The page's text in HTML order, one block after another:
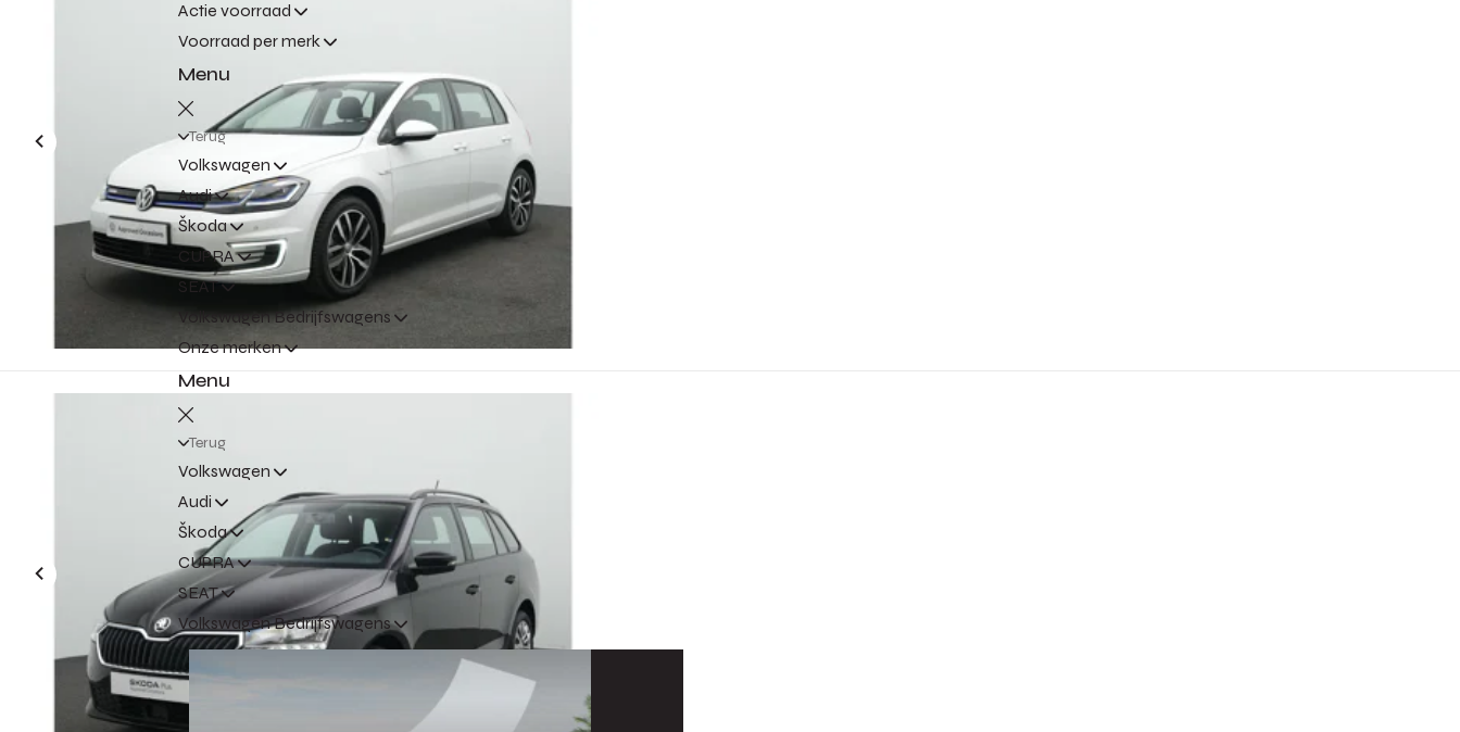
Actie voorraad
Voorraad per merk
Menu
Terug
Volkswagen
Audi
Škoda
CUPRA
SEAT
Volkswagen Bedrijfswagens
Onze merken
Menu
Terug
Volkswagen
Audi
Škoda
CUPRA
SEAT
Volkswagen Bedrijfswagens